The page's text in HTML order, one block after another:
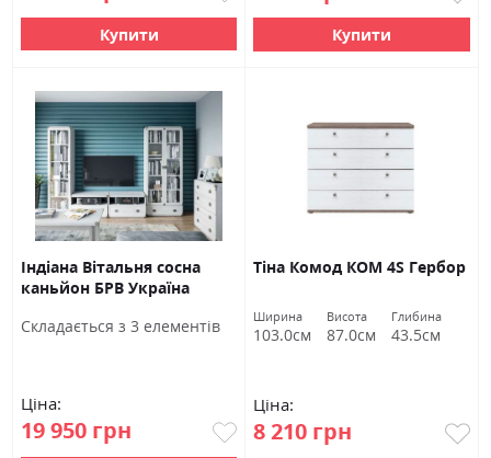
Купити Купити
Індіана Вітальня сосна
каньйон БРВ Україна
Cкладається з 3 елементів
Ціна:
19 950 грн
Тіна Комод КОМ 4S Гербор
Ширина
103.0см
Висота
87.0см
Глибина
43.5см
Ціна:
8 210 грн